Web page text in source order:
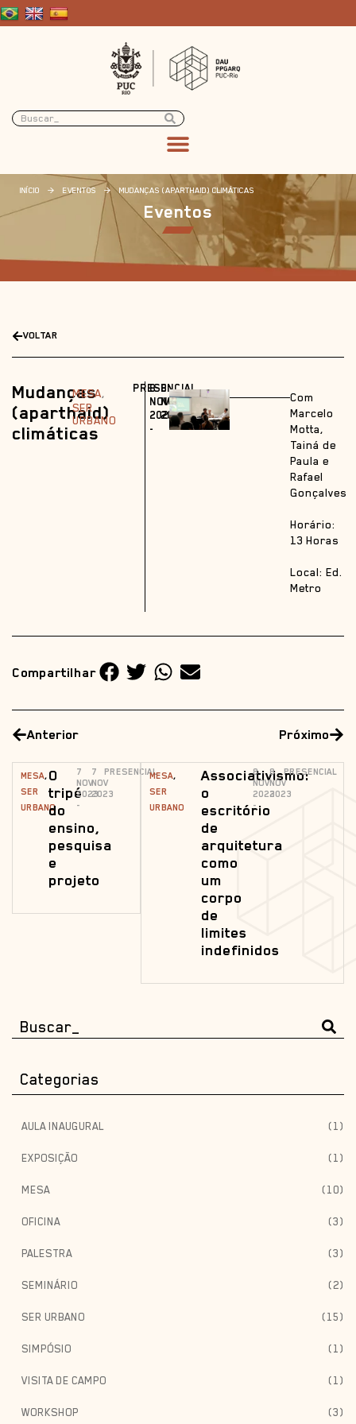
INÍCIO > EVENTOS > MUDANÇAS (APARTHAID) CLIMÁTICAS
Eventos
VOLTAR
Mudanças
(aparthaid)
climáticas
MESA,
SER
URBANO
PRESENCIAL
8
NOV
2023
-
8
NOV
2023
Com
Marcelo
Motta,
Tainá de
Paula e
Rafael
Gonçalves
Horário:
13 Horas
Local: Ed.
Metro
Compartilhar
Anterior
MESA,
SER
URBANO
O
tripé
do
ensino,
pesquisa
e
projeto
7
NOV
2023
-
7
NOV
2023
PRESENCIAL
Próximo
MESA,
SER
URBANO
Associativismo:
o
escritório
de
arquitetura
como
um
corpo
de
limites
indefinidos
8
NOV
2023
-
8
NOV
2023
PRESENCIAL
Categorias
AULA INAUGURAL (1)
EXPOSIÇÃO (1)
MESA (10)
OFICINA (3)
PALESTRA (3)
SEMINÁRIO (2)
SER URBANO (15)
SIMPÓSIO (1)
VISITA DE CAMPO (1)
WORKSHOP (3)